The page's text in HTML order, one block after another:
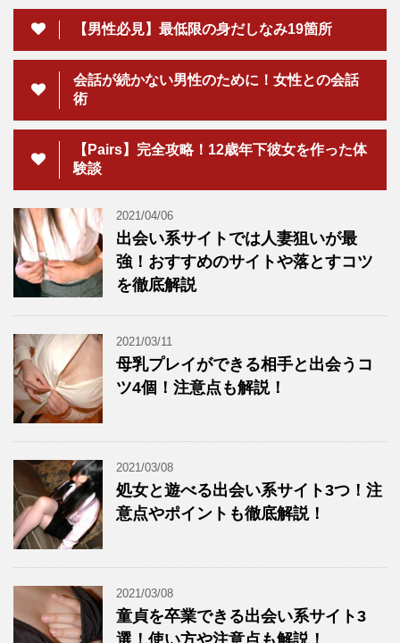
【男性必見】最低限の身だしなみ19箇所
会話が続かない男性のために！女性との会話
術
【Pairs】完全攻略！12歳年下彼女を作った体
験談
2021/04/06
出会い系サイトでは人妻狙いが最
強！おすすめのサイトや落とすコツ
を徹底解説
2021/03/11
母乳プレイができる相手と出会うコ
ツ4個！注意点も解説！
2021/03/08
処女と遊べる出会い系サイト3つ！注
意点やポイントも徹底解説！
2021/03/08
童貞を卒業できる出会い系サイト3
選！使い方や注意点も解説！